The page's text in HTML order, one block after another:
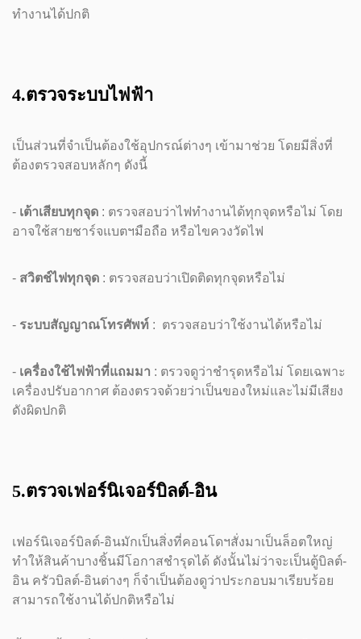
ทำงานได้ปกติ
4.ตรวจระบบไฟฟ้า
เป็นส่วนที่จำเป็นต้องใช้อุปกรณ์ต่างๆ เข้ามาช่วย โดยมีสิ่งที่
ต้องตรวจสอบหลักๆ ดังนี้
- เต้าเสียบทุกจุด : ตรวจสอบว่าไฟทำงานได้ทุกจุดหรือไม่ โดย
อาจใช้สายชาร์จแบตฯมือถือ หรือไขควงวัดไฟ
- สวิตช์ไฟทุกจุด : ตรวจสอบว่าเปิดติดทุกจุดหรือไม่
- ระบบสัญญาณโทรศัพท์ : ตรวจสอบว่าใช้งานได้หรือไม่
- เครื่องใช้ไฟฟ้าที่แถมมา : ตรวจดูว่าชำรุดหรือไม่ โดยเฉพาะ
เครื่องปรับอากาศ ต้องตรวจด้วยว่าเป็นของใหม่และไม่มีเสียง
ดังผิดปกติ
5.ตรวจเฟอร์นิเจอร์บิลต์-อิน
เฟอร์นิเจอร์บิลต์-อินมักเป็นสิ่งที่คอนโดฯสั่งมาเป็นล็อตใหญ่
ทำให้สินค้าบางชิ้นมีโอกาสชำรุดได้ ดังนั้นไม่ว่าจะเป็นตู้บิลต์-
อิน ครัวบิลต์-อินต่างๆ ก็จำเป็นต้องดูว่าประกอบมาเรียบร้อย
สามารถใช้งานได้ปกติหรือไม่